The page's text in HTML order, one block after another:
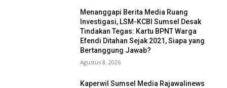
Menanggapi Berita Media Ruang
Investigasi, LSM-KCBI Sumsel Desak
Tindakan Tegas: Kartu BPNT Warga
Efendi Ditahan Sejak 2021, Siapa yang
Bertanggung Jawab?
Agustus 8, 2026
Kaperwil Sumsel Media Rajawalinews